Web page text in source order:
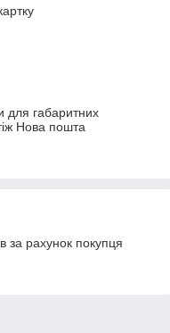
для габаритних
Нова пошта
за рахунок покупця